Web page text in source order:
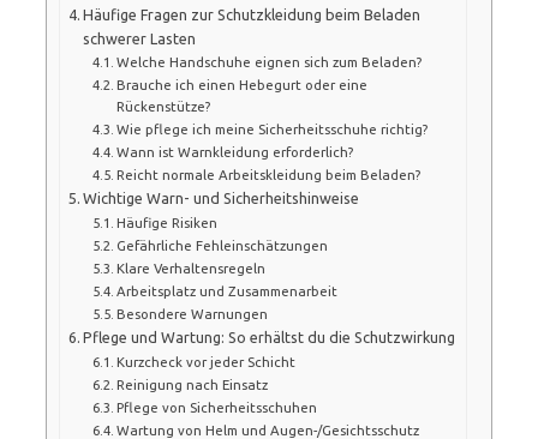
Häufige Fragen zur Schutzkleidung beim Beladen
schwerer Lasten
Welche Handschuhe eignen sich zum Beladen?
Brauche ich einen Hebegurt oder eine
Rückenstütze?
Wie pflege ich meine Sicherheitsschuhe richtig?
Wann ist Warnkleidung erforderlich?
Reicht normale Arbeitskleidung beim Beladen?
Wichtige Warn- und Sicherheitshinweise
Häufige Risiken
Gefährliche Fehleinschätzungen
Klare Verhaltensregeln
Arbeitsplatz und Zusammenarbeit
Besondere Warnungen
Pflege und Wartung: So erhältst du die Schutzwirkung
Kurzcheck vor jeder Schicht
Reinigung nach Einsatz
Pflege von Sicherheitsschuhen
Wartung von Helm und Augen-/Gesichtsschutz